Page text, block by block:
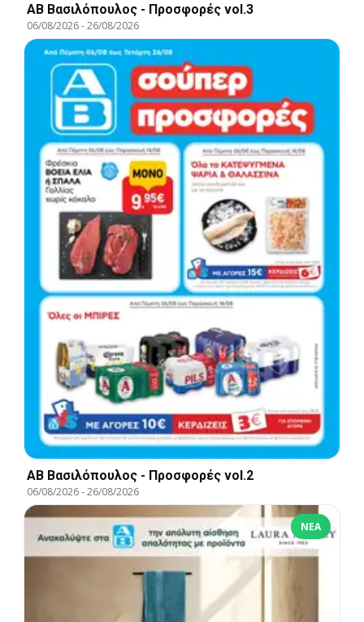
ΑΒ Βασιλόπουλος - Προσφορές vol.3
06/08/2026-26/08/2026
ΑΒ Βασιλόπουλος - Προσφορές vol.2
06/08/2026-26/08/2026
ΝΈΑ